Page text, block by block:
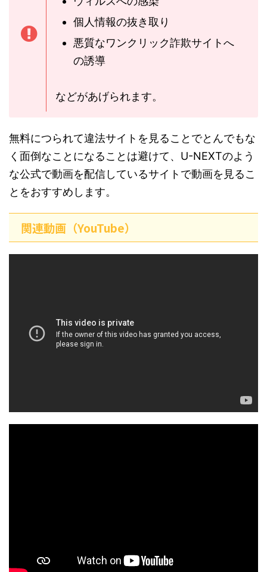
個人情報の抜き取り
悪質なワンクリック詐欺サイトへ
の誘導
などがあげられます。
無料につられて違法サイトを見ることでとんでもな
く面倒なことになることは避けて、U-NEXTのよう
な公式で動画を配信しているサイトで動画を見るこ
とをおすすめします。
関連動画（YouTube）